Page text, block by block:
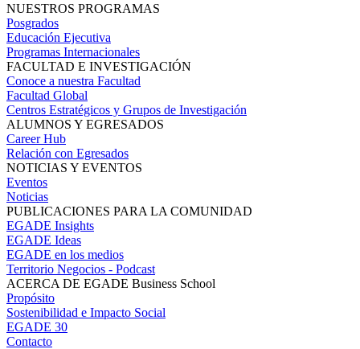
NUESTROS PROGRAMAS
Posgrados
Educación Ejecutiva
Programas Internacionales
FACULTAD E INVESTIGACIÓN
Conoce a nuestra Facultad
Facultad Global
Centros Estratégicos y Grupos de Investigación
ALUMNOS Y EGRESADOS
Career Hub
Relación con Egresados
NOTICIAS Y EVENTOS
Eventos
Noticias
PUBLICACIONES PARA LA COMUNIDAD
EGADE Insights
EGADE Ideas
EGADE en los medios
Territorio Negocios - Podcast
ACERCA DE EGADE Business School
Propósito
Sostenibilidad e Impacto Social
EGADE 30
Contacto